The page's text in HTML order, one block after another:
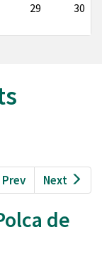
29
30
Prev Next
de